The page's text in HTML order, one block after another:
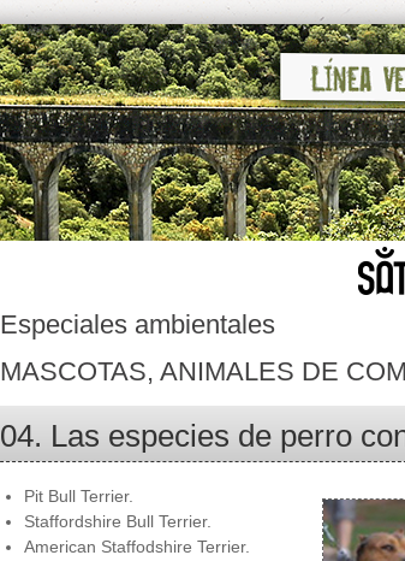
Especiales ambientales
MASCOTAS, ANIMALES DE
04. Las especies de perro
Pit Bull Terrier.
Staffordshire Bull Terrier.
American Staffodshire Terrier.